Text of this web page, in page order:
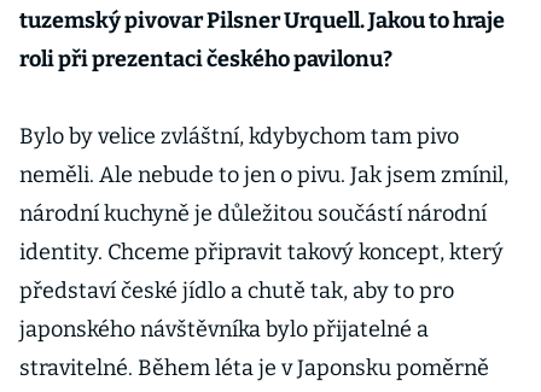
tuzemský pivovar Pilsner Urquell. Jakou to hraje
roli při prezentaci českého pavilonu?
Bylo by velice zvláštní, kdybychom tam pivo
neměli. Ale nebude to jen o pivu. Jak jsem zmínil,
národní kuchyně je důležitou součástí národní
identity. Chceme připravit takový koncept, který
představí české jídlo a chutě tak, aby to pro
japonského návštěvníka bylo přijatelné a
stravitelné. Během léta je v Japonsku poměrně